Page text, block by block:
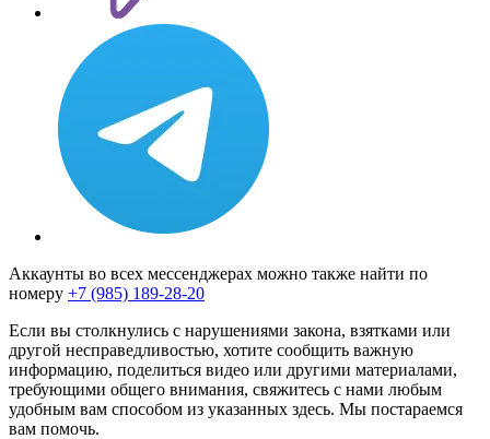
Аккаунты во всех мессенджерах можно также найти по
номеру +7 (985) 189-28-20
Если вы столкнулись с нарушениями закона, взятками или
другой несправедливостью, хотите сообщить важную
информацию, поделиться видео или другими материалами,
требующими общего внимания, свяжитесь с нами любым
удобным вам способом из указанных здесь. Мы постараемся
вам помочь.